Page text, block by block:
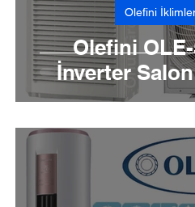
Olefini
İnverter
Olefini